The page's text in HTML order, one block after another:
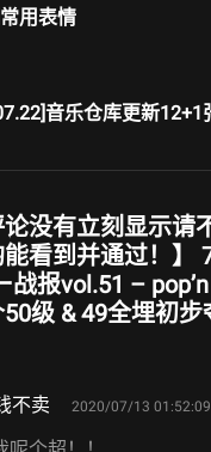
用表情
音乐仓库更新12+1
论没有立刻显示请
看到并通过！】
战报vol.51 –
级 & 49全埋初步
不卖 says:
2020/07/13 01:52:09